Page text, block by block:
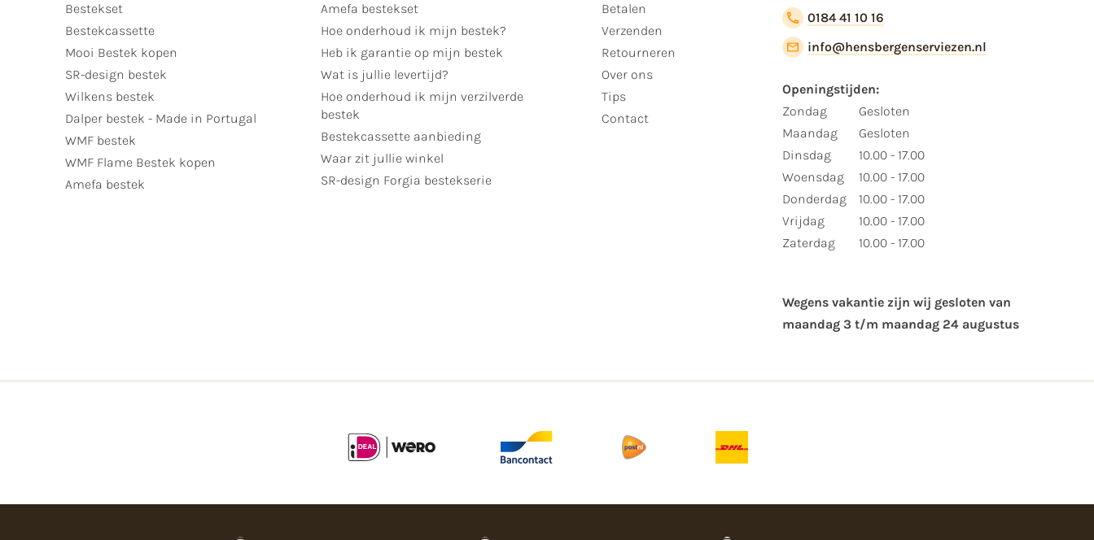
Bestekset
Bestekcassette
Mooi Bestek kopen
SR-design bestek
Wilkens bestek
Dalper bestek - Made in Portugal
WMF bestek
WMF Flame Bestek kopen
Amefa bestek
Amefa bestekset
Hoe onderhoud ik mijn bestek?
Heb ik garantie op mijn bestek
Wat is jullie levertijd?
Hoe onderhoud ik mijn verzilverde
bestek
Bestekcassette aanbieding
Waar zit jullie winkel
SR-design Forgia bestekserie
Betalen
Verzenden
Retourneren
Over ons
Tips
Contact
0184 41 10 16
info@hensbergenserviezen.nl
Openingstijden:
Zondag
Maandag
Dinsdag
Woensdag
Donderdag
Vrijdag
Zaterdag
Gesloten
Gesloten
10.00 - 17.00
10.00 - 17.00
10.00 - 17.00
10.00 - 17.00
10.00 - 17.00
Wegens vakantie zijn wij gesloten van ​
maandag 3 t/m maandag 24 augustus